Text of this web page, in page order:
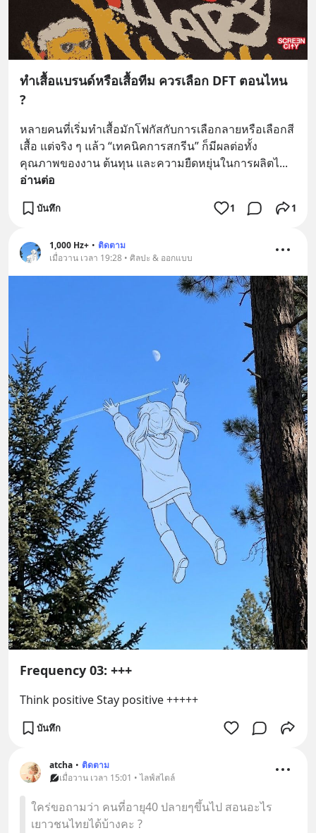
ทำเสื้อแบรนด์หรือเสื้อทีม ควรเลือก DFT ตอนไหน
?
หลายคนที่เริ่มทำเสื้อมักโฟกัสกับการเลือกลายหรือเลือกสี
เสื้อ แต่จริง ๆ แล้ว “เทคนิคการสกรีน” ก็มีผลต่อทั้ง
คุณภาพของงาน ต้นทุน และความยืดหยุ่นในการผลิตไ
อ่านต่อ
บันทึก 1 1
1,000 Hz+ • ติดตาม
เมื่อวาน เวลา 19:28 • ศิลปะ & ออกแบบ
Frequency 03: +++
Think positive Stay positive +++++
บันทึก
atcha • ติดตาม
เมื่อวาน เวลา 15:01 • ไลฟ์สไตล์
ใคร่ขอถามว่า คนที่อายุ40 ปลายๆขึ้นไป สอนอะไร
เยาวชนไทยได้บ้างคะ ?